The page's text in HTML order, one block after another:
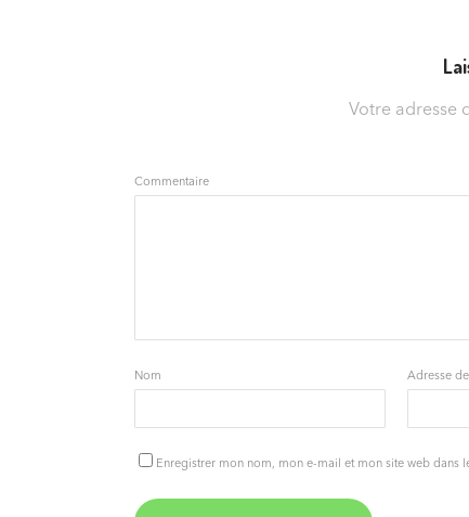
Votre adresse
Commentaire
Nom Adresse
Enregistrer mon nom, mon e-mail et mon site web dans